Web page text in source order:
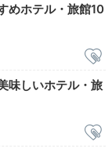
ブ
ックカフェ。
ードリンクを
めホテル・旅館10
味しいホテル・旅